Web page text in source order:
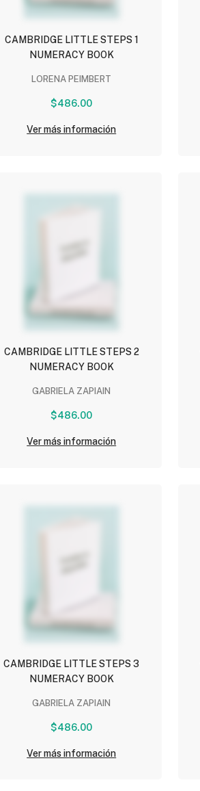
CAMBRIDGE LITTLE STEPS 1
NUMERACY BOOK
LORENA PEIMBERT
$486.00
Ver más información
CAMBRIDGE LITTLE STEPS 2
NUMERACY BOOK
GABRIELA ZAPIAIN
$486.00
Ver más información
CAMBRIDGE LITTLE STEPS 3
NUMERACY BOOK
GABRIELA ZAPIAIN
$486.00
Ver más información